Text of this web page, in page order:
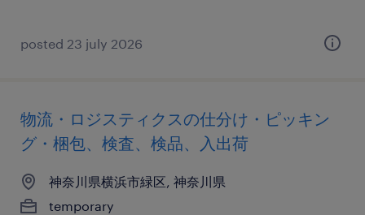
posted 23 july 2026
物流・ロジスティクスの仕分け・ピッキン
グ・梱包、検査、検品、入出荷
神奈川県横浜市緑区, 神奈川県
temporary